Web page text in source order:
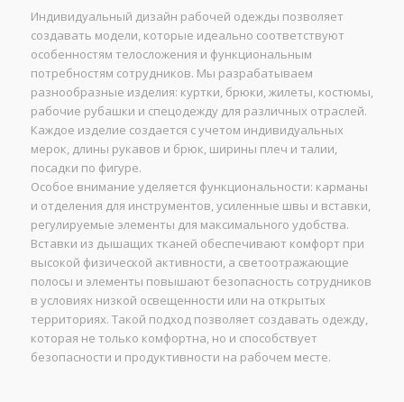
Индивидуальный дизайн рабочей одежды позволяет
создавать модели, которые идеально соответствуют
особенностям телосложения и функциональным
потребностям сотрудников. Мы разрабатываем
разнообразные изделия: куртки, брюки, жилеты, костюмы,
рабочие рубашки и спецодежду для различных отраслей.
Каждое изделие создается с учетом индивидуальных
мерок, длины рукавов и брюк, ширины плеч и талии,
посадки по фигуре.
Особое внимание уделяется функциональности: карманы
и отделения для инструментов, усиленные швы и вставки,
регулируемые элементы для максимального удобства.
Вставки из дышащих тканей обеспечивают комфорт при
высокой физической активности, а светоотражающие
полосы и элементы повышают безопасность сотрудников
в условиях низкой освещенности или на открытых
территориях. Такой подход позволяет создавать одежду,
которая не только комфортна, но и способствует
безопасности и продуктивности на рабочем месте.